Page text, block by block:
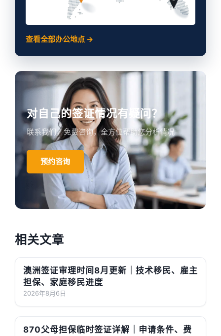
查看全部办公地点 →
对自己的签证情况有疑问？
联系我们，免费咨询，全方位帮助您分析情况
预约咨询
相关文章
澳洲签证审理时间8月更新｜技术移民、雇主
担保、家庭移民进度
2026年8月6日
870父母担保临时签证详解｜申请条件、费